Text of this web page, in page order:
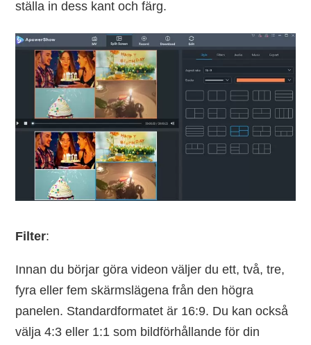
ställa in dess kant och färg.
Filter:
Innan du börjar göra videon väljer du ett, två, tre,
fyra eller fem skärmslägena från den högra
panelen. Standardformatet är 16:9. Du kan också
välja 4:3 eller 1:1 som bildförhållande för din